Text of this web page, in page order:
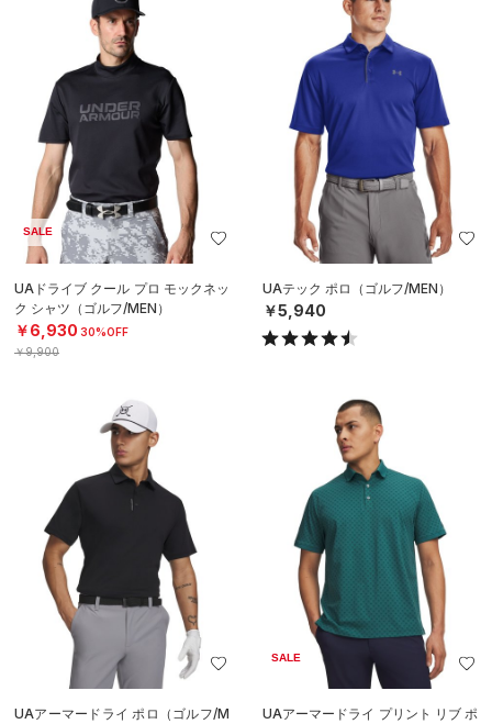
SALE
UAドライブ クール プロ モックネッ
ク シャツ（ゴルフ/MEN）
￥6,930 30%OFF
￥9,900
UAテック ポロ（ゴルフ/MEN）
￥5,940
UAアーマードライ ポロ（ゴルフ/M
SALE
UAアーマードライ プリント リブ ポ